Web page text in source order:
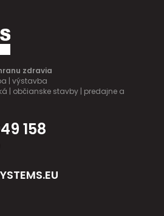
zdravia
| výstavba
| občianske stavby | predajne a
158